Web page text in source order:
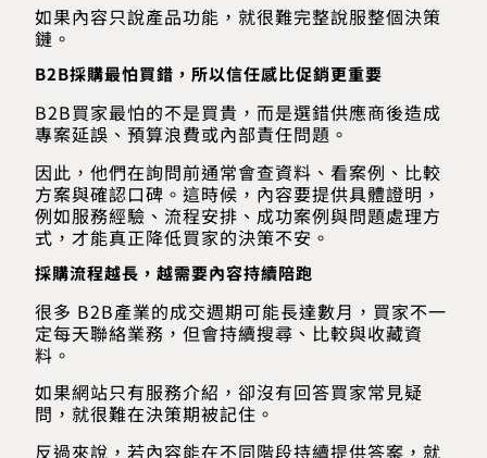
如果內容只說產品功能，就很難完整說服整個決策
鏈。
B2B採購最怕買錯，所以信任感比促銷更重要
B2B買家最怕的不是買貴，而是選錯供應商後造成
專案延誤、預算浪費或內部責任問題。
因此，他們在詢問前通常會查資料、看案例、比較
方案與確認口碑。這時候，內容要提供具體證明，
例如服務經驗、流程安排、成功案例與問題處理方
式，才能真正降低買家的決策不安。
採購流程越長，越需要內容持續陪跑
很多 B2B產業的成交週期可能長達數月，買家不一
定每天聯絡業務，但會持續搜尋、比較與收藏資
料。
如果網站只有服務介紹，卻沒有回答買家常見疑
問，就很難在決策期被記住。
反過來說，若內容能在不同階段持續提供答案，就